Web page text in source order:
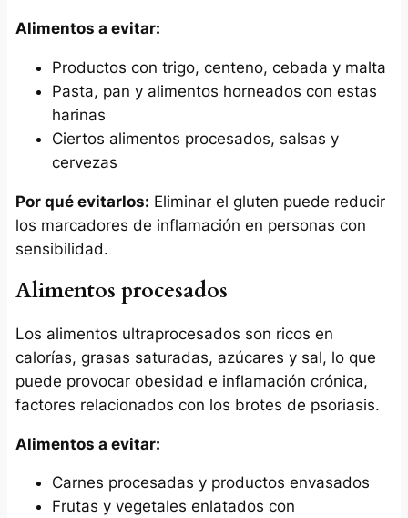
Alimentos a evitar:
Productos con trigo, centeno, cebada y malta
Pasta, pan y alimentos horneados con estas
harinas
Ciertos alimentos procesados, salsas y
cervezas
Por qué evitarlos: Eliminar el gluten puede reducir
los marcadores de inflamación en personas con
sensibilidad.
Alimentos procesados
Los alimentos ultraprocesados son ricos en
calorías, grasas saturadas, azúcares y sal, lo que
puede provocar obesidad e inflamación crónica,
factores relacionados con los brotes de psoriasis.
Alimentos a evitar:
Carnes procesadas y productos envasados
Frutas y vegetales enlatados con